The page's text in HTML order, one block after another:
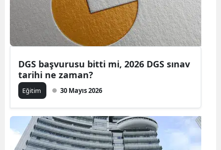
Sivas
Tekirdağ
Tokat
Trabzon
Şanlıurfa
DGS başvurusu bitti mi, 2026 DGS sınav
tarihi ne zaman?
Eğitim 30 Mayıs 2026